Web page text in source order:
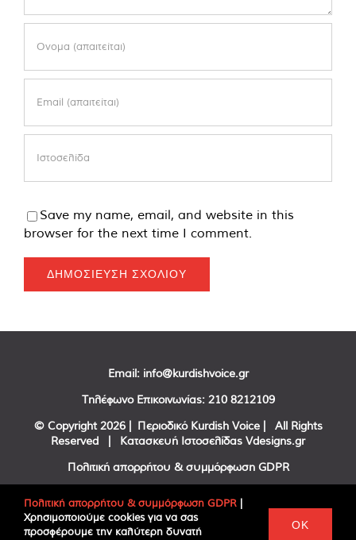
Save my name, email, and website in this
browser for the next time I comment.
Email: info@kurdishvoice.gr
Τηλέφωνο Επικοινωνίας: 210 8212109
© Copyright 2026 | Περιοδικό Kurdish Voice | All Rights
Reserved | Κατασκευή Ιστοσελίδας Vdesigns.gr
Πολιτική απορρήτου & συμμόρφωση GDPR
FacebookTwitter
Πολιτική απορρήτου & συμμόρφωση GDPR |
Χρησιμοποιούμε cookies για να σας
προσφέρουμε την καλύτερη δυνατή
OK